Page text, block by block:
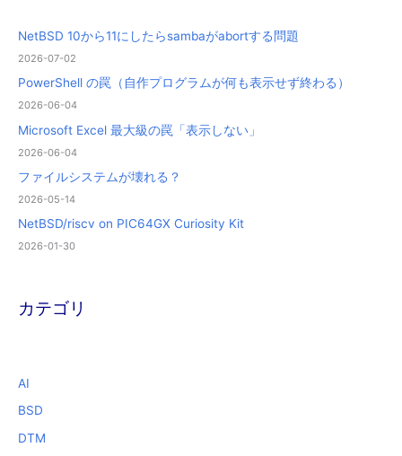
NetBSD 10から11にしたらsambaがabortする問題
2026-07-02
PowerShell の罠（自作プログラムが何も表示せず終わる）
2026-06-04
Microsoft Excel 最大級の罠「表示しない」
2026-06-04
ファイルシステムが壊れる？
2026-05-14
NetBSD/riscv on PIC64GX Curiosity Kit
2026-01-30
カテゴリ
AI
BSD
DTM